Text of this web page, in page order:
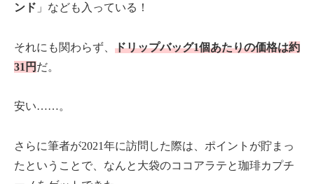
ンド 」なども入っている！
それにも関わらず、 ドリップバッグ1個あたりの価格は約
31円 だ。
安い……。
さらに筆者が2021年に訪問した際は、ポイントが貯まっ
たということで、なんと大袋のココアラテと珈琲カプチ